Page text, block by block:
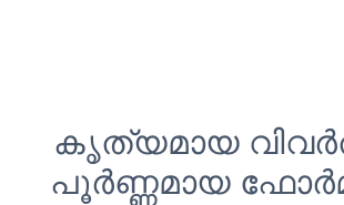
കൃത്യമായ
പൂർണ്ണമായ